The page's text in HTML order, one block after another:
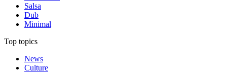
Salsa
Dub
Minimal
Top topics
News
Culture